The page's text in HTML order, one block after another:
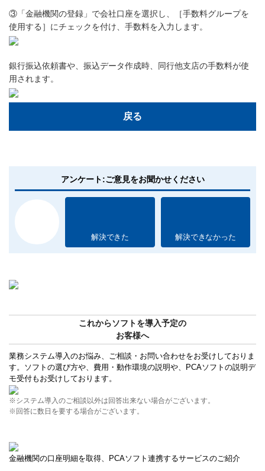
③「金融機関の登録」で会社口座を選択し、［手数料グループを
使用する］にチェックを付け、手数料を入力します。
銀行振込依頼書や、振込データ作成時、同行他支店の手数料が使
用されます。
戻る
アンケート:ご意見をお聞かせください
解決できた 解決できなかった
これからソフトを導入予定の
お客様へ
業務システム導入のお悩み、ご相談・お問い合わせをお受けしておりま
す。ソフトの選び方や、費用・動作環境の説明や、PCAソフトの説明デ
モ受付もお受けしております。
※システム導入のご相談以外は回答出来ない場合がございます。
※回答に数日を要する場合がございます。
金融機関の口座明細を取得、PCAソフト連携するサービスのご紹介